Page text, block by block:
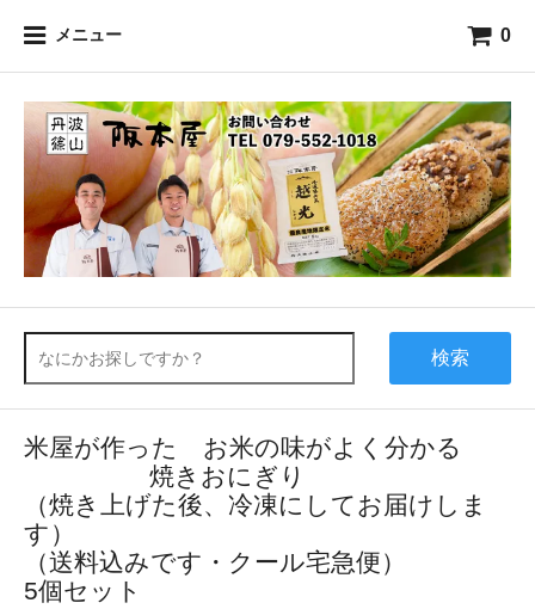
メニュー 0
検索
米屋が作った お米の味がよく分かる
焼きおにぎり
（焼き上げた後、冷凍にしてお届けしま
す）
（送料込みです・クール宅急便）
5個セット